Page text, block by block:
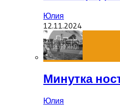
Юлия
12.11.2024
Минутка
Юлия